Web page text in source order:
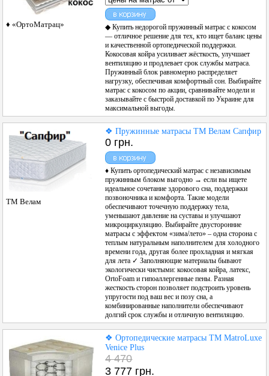
♦ «ОртоМатрац»
◆ Купить недорогой пружинный матрас с кокосом
— отличное решение для тех, кто ищет баланс цены
и качественной ортопедической поддержки.
Кокосовая койра усиливает жёсткость, улучшает
вентиляцию и продлевает срок службы матраса.
Пружинный блок равномерно распределяет
нагрузку, обеспечивая комфортный сон. Выбирайте
матрас с кокосом по акции, сравнивайте модели и
заказывайте с быстрой доставкой по Украине для
максимальной выгоды.
ТМ Велам
❖ Пружинные матрасы ТМ Велам Сапфир
0 грн.
♦ Купить ортопедический матрас с независимым
пружинным блоком выгодно → если вы ищете
идеальное сочетание здорового сна, поддержки
позвоночника и комфорта. Такие модели
обеспечивают точечную поддержку тела,
уменьшают давление на суставы и улучшают
микроциркуляцию. Выбирайте двусторонние
матрасы с эффектом «зима/лето» – одна сторона с
теплым натуральным наполнителем для холодного
времени года, другая более прохладная и мягкая
для лета ✓ Заполняющие материалы бывают
экологически чистыми: кокосовая койра, латекс,
OrtoFoam и гипоаллергенные пены. Разная
жесткость сторон позволяет подстроить уровень
упругости под ваш вес и позу сна, а
комбинированные наполнители обеспечивают
долгий срок службы и отличную вентиляцию.
❖ Ортопедические матрасы ТМ MatroLuxe
Venice Plus
4 470
3 777 грн.